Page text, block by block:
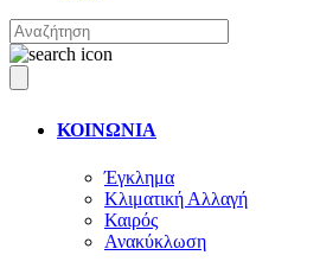
ΚΟΙΝΩΝΙΑ
Έγκλημα
Κλιματική Αλλαγή
Καιρός
Ανακύκλωση